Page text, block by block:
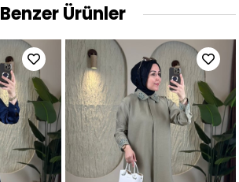
Benzer Ürünler